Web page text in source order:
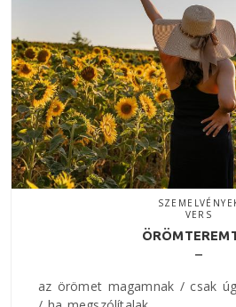
VERS
az örömet magamnak / csak